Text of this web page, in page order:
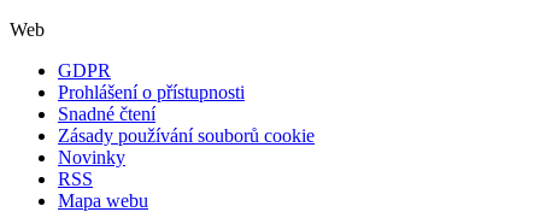
Web
GDPR
Prohlášení o přístupnosti
Snadné čtení
Zásady používání souborů cookie
Novinky
RSS
Mapa webu